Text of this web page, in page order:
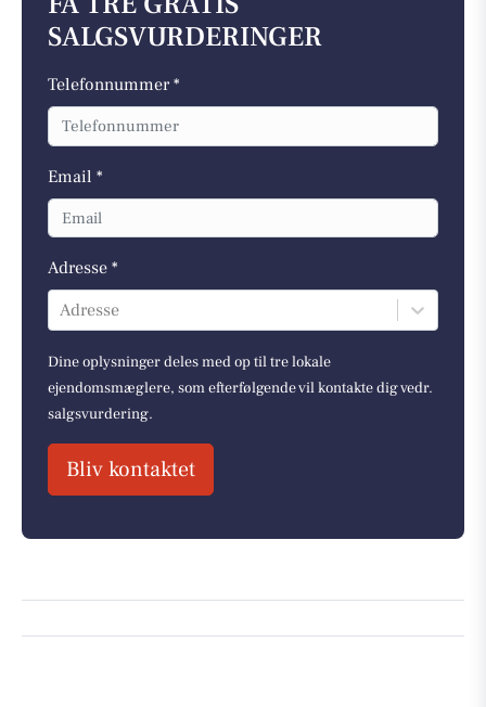
SALGSVURDERINGER
Telefonnummer *
Email *
Adresse *
Adresse
Dine oplysninger deles med op til tre lokale
ejendomsmæglere, som efterfølgende vil kontakte dig vedr.
salgsvurdering.
Bliv kontaktet